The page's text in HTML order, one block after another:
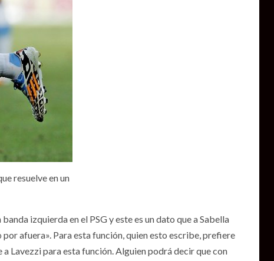
resuelve en un
izquierda en el PSG y este es un dato que a Sabella
afuera». Para esta función, quien esto escribe, prefiere
Lavezzi para esta función. Alguien podrá decir que con